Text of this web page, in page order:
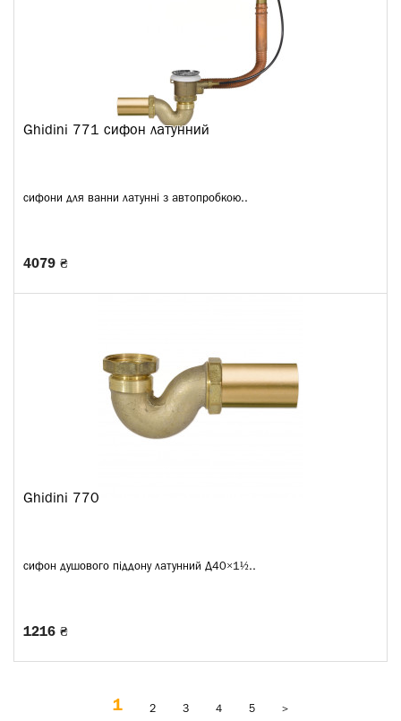
Ghidini 771 сифон латунний
сифони для ванни латунні з автопробкою..
4079 ₴
Ghidini 770
сифон душового піддону латунний Д40×1½..
1216 ₴
1 2 3 4 5 >